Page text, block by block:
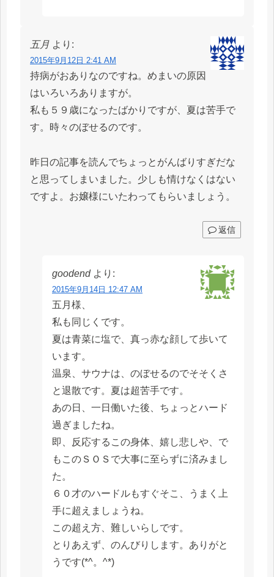
五月 より:
2015年9月12日 2:41 AM
持病がおありなのですね。めまいの原因
はいろいろありますが。
私も５９歳になったばかりですが、夏は苦手で
す。時々のぼせるのです。
昨日の記事を読んでちょっとがんばりすぎだな
と思ってしまいました。少しも情けなくはない
ですよ。お嬢様にいたわってもらいましょう。
返信
goodend より:
2015年9月14日 12:47 AM
五月様、
私も同じくです。
夏は青菜に塩で、真っ赤な顔して歩いて
います。
温泉、サウナは、のぼせるのでそそくさ
と退散です。夏は超苦手です。
あの日、一日働いた後、ちょっとハード
過ぎましたね。
即、反応するこの身体、嬉し悲しや、で
もこのＳＯＳで大事に至らずに済みまし
た。
６０才のハードルもすぐそこ、うまく上
手に超えましょうね。
この超え方、難しいらしです。
とりあえず、のんびりします。ありがと
うです(*^。^*)